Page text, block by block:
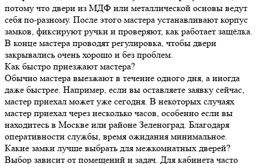
потому что двери из МДФ или металлической основы ведут
себя по-разному. После этого мастера устанавливают корпус
замков, фиксируют ручки и проверяют, как работает защёлка.
В конце мастера проводят регулировка, чтобы двери
закрывались очень хорошо и без проблем.
Как быстро приезжают мастера?
Обычно мастера выезжают в течение одного дня, а иногда
даже быстрее. Например, если вы оставляете заявку сейчас,
мастер приехал может уже сегодня. В некоторых случаях
мастер приехал через несколько часов, особенно если вы
находитесь в Москве или районе Зеленоград. Благодаря
оперативности службы, время ожидания минимальное.
Какие замки лучше выбрать для межкомнатных дверей?
Выбор зависит от помещений и задач. Для кабинета часто